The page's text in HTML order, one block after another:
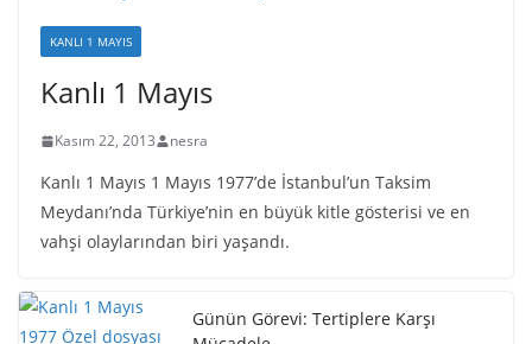
KANLI 1 MAYIS
Kanlı 1 Mayıs
Kasım 22, 2013 nesra
Kanlı 1 Mayıs 1 Mayıs 1977’de İstanbul’un Taksim
Meydanı’nda Türkiye’nin en büyük kitle gösterisi ve en
vahşi olaylarından biri yaşandı.
Günün Görevi: Tertiplere Karşı